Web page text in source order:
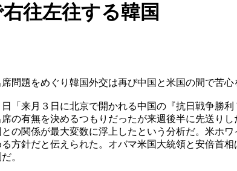
往左往する韓国
題をめぐり韓国外交は再び中国と米国の間で苦心
「来月３日に北京で開かれる中国の『抗日戦争勝
の有無を決めるつもりだったが来週後半に先送り
の関係が最大変数に浮上したという分析だ。米ホ
方針だと伝えられた。オバマ米国大統領と安倍首
。